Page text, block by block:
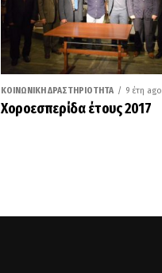
ΚΟΙΝΩΝΙΚΉ ΔΡΑΣΤΗΡΙΌΤΗΤΑ 9 έτη ago
Χοροεσπερίδα έτους 2017